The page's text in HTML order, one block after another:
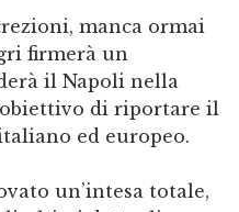
manca ormai
firmerà un
il Napoli nella
di riportare il
ed europeo.
un’intesa totale,